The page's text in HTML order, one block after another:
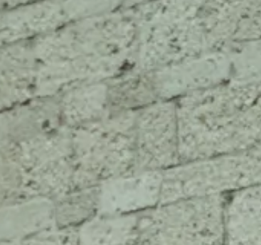
EVENT
EXPOSITIE FILM GAME
LEZING
MARKT PROGRAMMA
STRAATFEST
TENTOONSTELLING
langs
in Utrecht
rondleidingen van en